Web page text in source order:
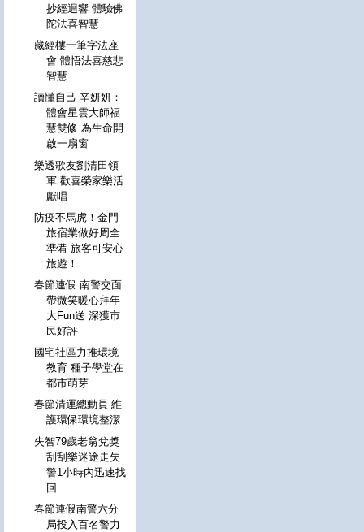
抄經迴響 體驗佛
陀法喜智慧
藏經樓一筆字法座
會 體悟法喜慈悲
智慧
讀懂自己 辛妍妍：
體會星雲大師福
慧雙修 為生命開
啟一扇窗
樂透歌友劉清田領
軍 歡喜榮家樂活
獻唱
防疫不馬虎！金門
旅宿業做好周全
準備 旅客可安心
旅遊！
春節連假 南警交面
帶微笑暖心拜年
大Fun送 深獲市
民好評
國宅社區力推環境
教育 種子學堂在
都市萌芽
春節清運總動員 維
護環保環境整潔
失智79歲老翁兌獎
刮刮樂迷途走失
警1小時內迅速找
回
春節連假南警六分
局投入百名警力